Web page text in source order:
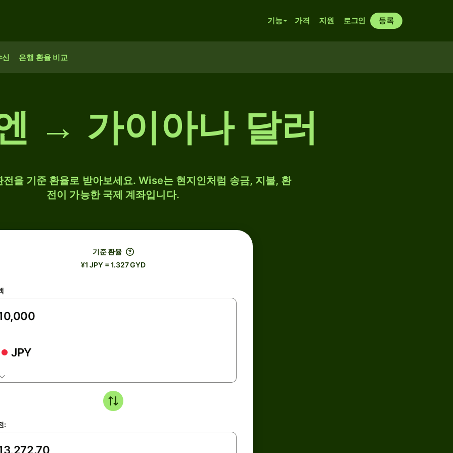
기능 가격 지원 로그인 등록
신 은행 환율 비교
→ 가이아나 달러
을 기준 환율로 받아보세요. Wise는 현지인처럼 송금, 지불, 환
전이 가능한 국제 계좌입니다.
기준 환율
¥1 JPY = 1.327 GYD
JPY
: